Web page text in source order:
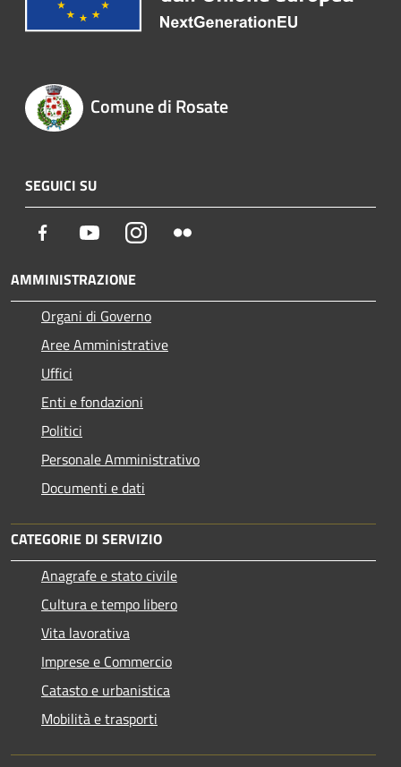
Comune di Rosate
SEGUICI SU
Facebook YoutubeInstagram
AMMINISTRAZIONE
Organi di Governo
Aree Amministrative
Uffici
Enti e fondazioni
Politici
Personale Amministrativo
Documenti e dati
CATEGORIE DI SERVIZIO
Anagrafe e stato civile
Cultura e tempo libero
Vita lavorativa
Imprese e Commercio
Catasto e urbanistica
Mobilità e trasporti